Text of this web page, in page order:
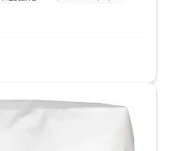
やすく、既存レシピの
もプラス。和洋中から
します。「美味しい」
世代の天然甘味料で、
ポートします。